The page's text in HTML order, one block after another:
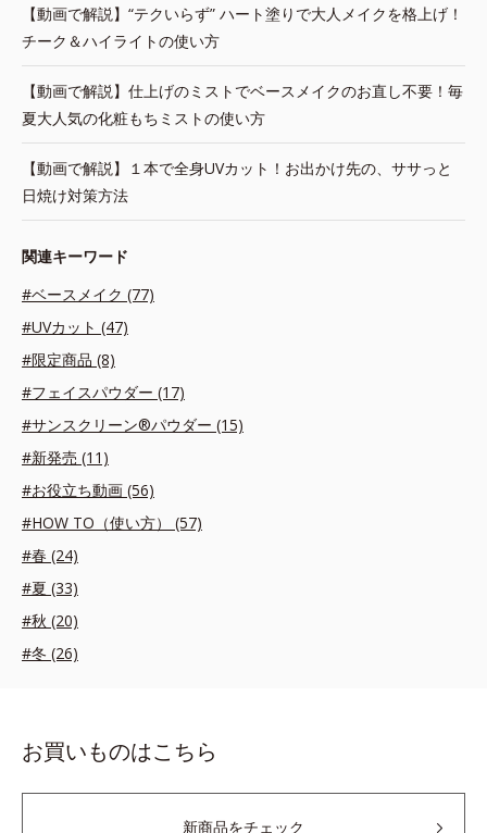
【動画で解説】“テクいらず” ハート塗りで大人メイクを格上げ！
チーク＆ハイライトの使い方
【動画で解説】仕上げのミストでベースメイクのお直し不要！毎
夏大人気の化粧もちミストの使い方
【動画で解説】１本で全身UVカット！お出かけ先の、ササっと
日焼け対策方法
関連キーワード
#ベースメイク (77)
#UVカット (47)
#限定商品 (8)
#フェイスパウダー (17)
#サンスクリーン®パウダー (15)
#新発売 (11)
#お役立ち動画 (56)
#HOW TO（使い方） (57)
#春 (24)
#夏 (33)
#秋 (20)
#冬 (26)
お買いものはこちら
新商品をチェック